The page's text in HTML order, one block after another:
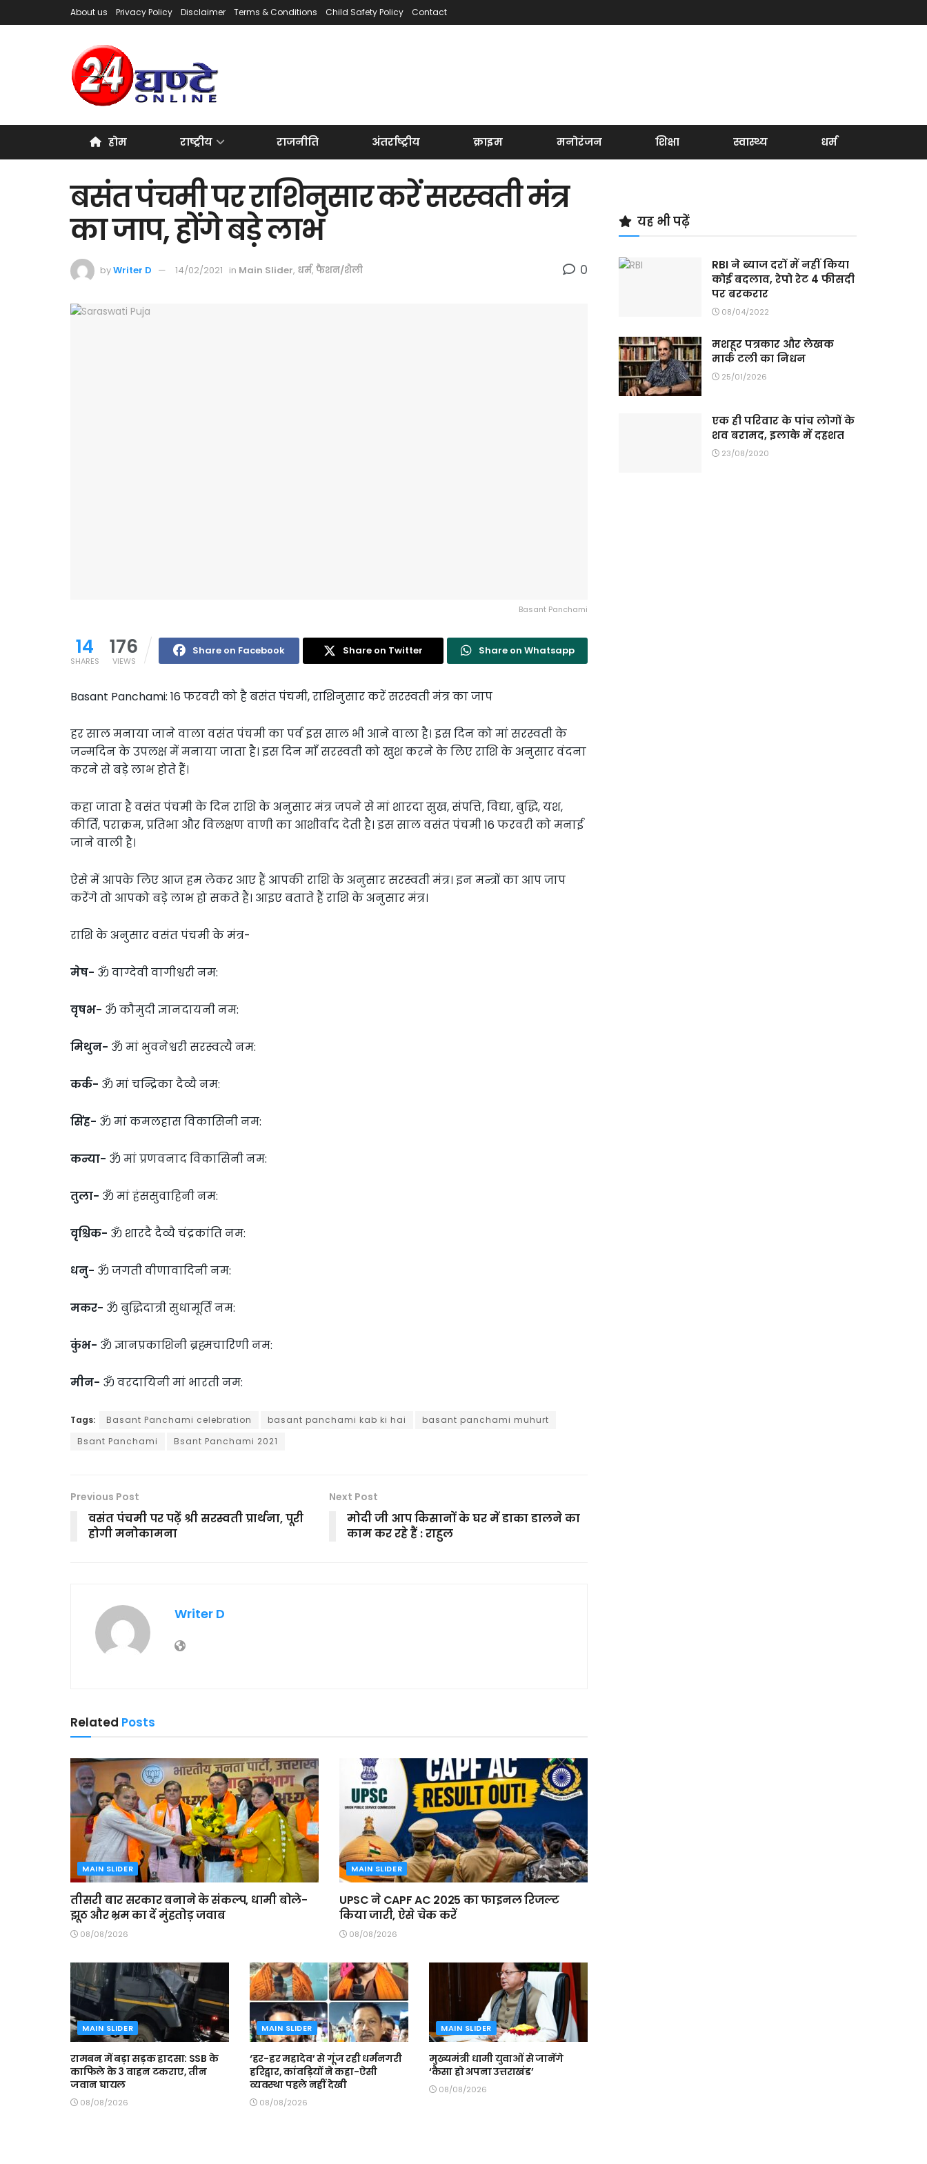
About us Privacy Policy Disclaimer Terms & Conditions Child Safety Policy Contact
होम राष्ट्रीय राजनीति अंतर्राष्ट्रीय क्राइम मनोरंजन शिक्षा स्वास्थ्य धर्म
बसंत पंचमी पर राशिनुसार करें सरस्वती मंत्र
का जाप, होंगे बड़े लाभ
byWriter D 14/02/2021 in Main Slider, धर्म, फैशन/शैली 0
Basant Panchami
14
SHARES
176
VIEWS
Share on Facebook Share on Twitter Share on Whatsapp
Basant Panchami: 16 फरवरी को है बसंत पंचमी, राशिनुसार करें सरस्वती मंत्र का जाप
हर साल मनाया जाने वाला वसंत पंचमी का पर्व इस साल भी आने वाला है। इस दिन को मां सरस्वती के
जन्मदिन के उपलक्ष में मनाया जाता है। इस दिन माँ सरस्वती को खुश करने के लिए राशि के अनुसार वंदना
करने से बड़े लाभ होते हैं।
कहा जाता है वसंत पंचमी के दिन राशि के अनुसार मंत्र जपने से मां शारदा सुख, संपत्ति, विद्या, बुद्धि, यश,
कीर्ति, पराक्रम, प्रतिभा और विलक्षण वाणी का आशीर्वाद देती है। इस साल वसंत पंचमी 16 फरवरी को मनाई
जाने वाली है।
ऐसे में आपके लिए आज हम लेकर आए हैं आपकी राशि के अनुसार सरस्वती मंत्र। इन मन्त्रों का आप जाप
करेंगे तो आपको बड़े लाभ हो सकते हैं। आइए बताते हैं राशि के अनुसार मंत्र।
राशि के अनुसार वसंत पंचमी के मंत्र-
मेष- ॐ वाग्देवी वागीश्वरी नम:
वृषभ- ॐ कौमुदी ज्ञानदायनी नम:
मिथुन- ॐ मां भुवनेश्वरी सरस्वत्यै नम:
कर्क- ॐ मां चन्द्रिका दैव्यै नम:
सिंह- ॐ मां कमलहास विकासिनी नम:
कन्या- ॐ मां प्रणवनाद विकासिनी नम:
तुला- ॐ मां हंससुवाहिनी नम:
वृश्चिक- ॐ शारदै दैव्यै चंद्रकांति नम:
धनु- ॐ जगती वीणावादिनी नम:
मकर- ॐ बुद्धिदात्री सुधामूर्ति नम:
कुंभ- ॐ ज्ञानप्रकाशिनी ब्रह्मचारिणी नम:
मीन- ॐ वरदायिनी मां भारती नम:
Tags: Basant Panchami celebration basant panchami kab ki hai
basant panchami muhurt
Bsant Panchami
Bsant Panchami 2021
Previous Post
वसंत पंचमी पर पढ़ें श्री सरस्वती प्रार्थना, पूरी
होगी मनोकामना
Next Post
मोदी जी आप किसानों के घर में डाका डालने का
काम कर रहे हैं : राहुल
Writer D
Related Posts
MAIN SLIDER
तीसरी बार सरकार बनाने के संकल्प, धामी बोले-
झूठ और भ्रम का दें मुंहतोड़ जवाब
08/08/2026
MAIN SLIDER
UPSC ने CAPF AC 2025 का फाइनल रिजल्ट
किया जारी, ऐसे चेक करें
08/08/2026
MAIN SLIDER
रामबन में बड़ा सड़क हादसा: SSB के
काफिले के 3 वाहन टकराए, तीन
जवान घायल
08/08/2026
MAIN SLIDER
‘हर-हर महादेव’ से गूंज रही धर्मनगरी
हरिद्वार, कांवड़ियों ने कहा-ऐसी
व्यवस्था पहले नहीं देखी
08/08/2026
MAIN SLIDER
मुख्यमंत्री धामी युवाओं से जानेंगे
‘कैसा हो अपना उत्तराखंड’
08/08/2026
यह भी पढ़ें
RBI ने ब्याज दरों में नहीं किया
कोई बदलाव, रेपो रेट 4 फीसदी
पर बरकरार
08/04/2022
मशहूर पत्रकार और लेखक
मार्क टली का निधन
25/01/2026
एक ही परिवार के पांच लोगों के
शव बरामद, इलाके में दहशत
23/08/2020